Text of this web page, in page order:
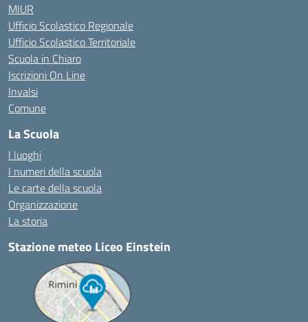
MIUR
Ufficio Scolastico Regionale
Ufficio Scolastico Territoriale
Scuola in Chiaro
Iscrizioni On Line
Invalsi
Comune
La Scuola
I luoghi
I numeri della scuola
Le carte della scuola
Organizzazione
La storia
Stazione meteo Liceo Einstein